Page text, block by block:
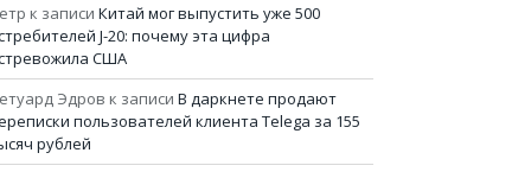
к записи Китай мог выпустить уже 500
J-20: почему эта цифра
США
Эдров к записи В даркнете продают
пользователей клиента Telega за 155
рублей